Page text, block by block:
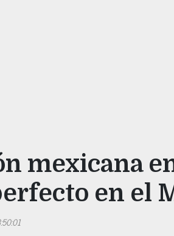
mexicana
en el